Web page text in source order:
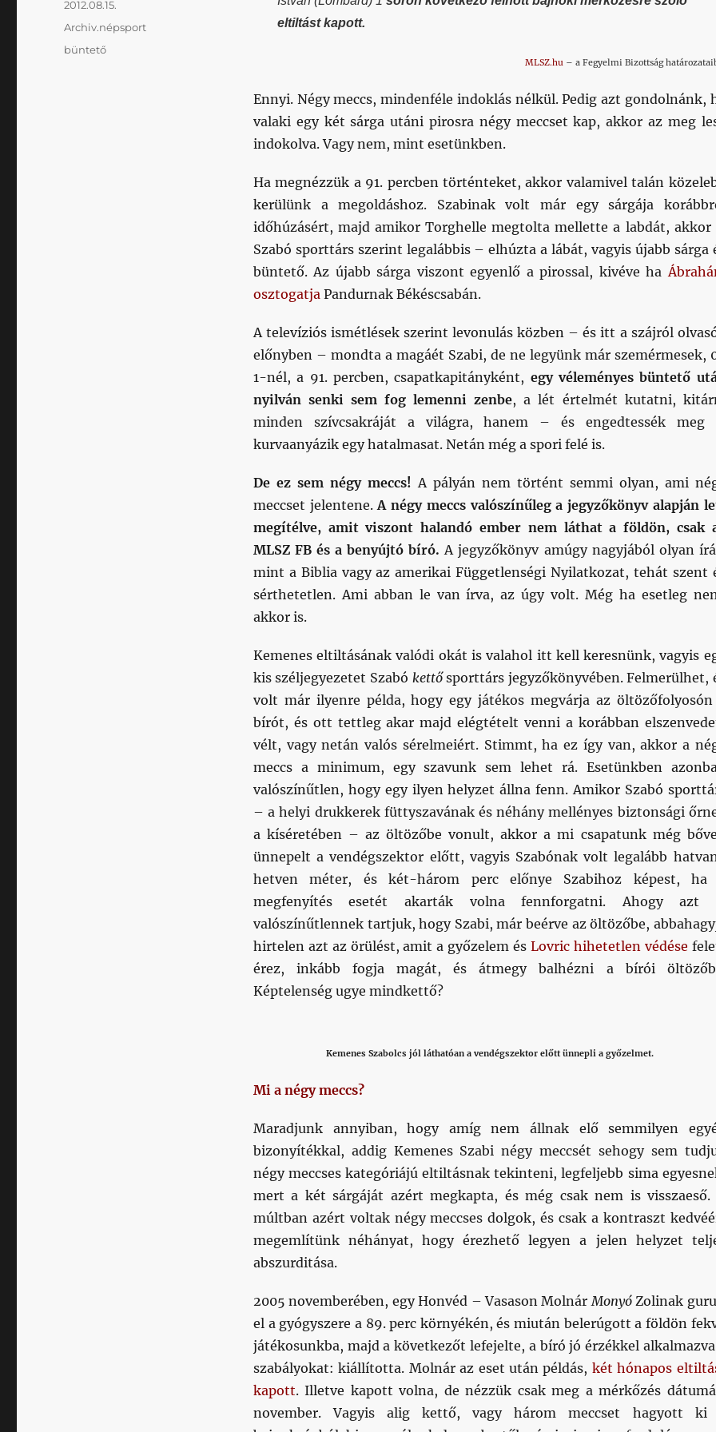
eltiltást kapott.
MLSZ.hu– a Fegyelmi Bizottság
Ennyi. Négy meccs, mindenféle indoklás nélkül. Pedig azt gondolnánk,
valaki egy két sárga utáni pirosra négy meccset kap, akkor az meg
indokolva. Vagy nem, mint esetünkben.
Ha megnézzük a 91. percben történteket, akkor valamivel talán
kerülünk a megoldáshoz. Szabinak volt már egy sárgája
időhúzásért, majd amikor Torghelle megtolta mellette a labdát,
Szabó sporttárs szerint legalábbis – elhúzta a lábát, vagyis újabb sárga
büntető. Az újabb sárga viszont egyenlő a pirossal, kivéve ha
osztogatjaPandurnak Békéscsabán.
A televíziós ismétlések szerint levonulás közben – és itt a szájról
előnyben – mondta a magáét Szabi, de ne legyünk már szemérmesek,
1-nél, a 91. percben, csapatkapitányként, egy véleményes büntető
nyilván senki sem fog lemenni zenbe, a lét értelmét kutatni,
minden szívcsakráját a világra, hanem – és engedtessék meg
kurvaanyázik egy hatalmasat. Netán még a spori felé is.
De ez sem négy meccs!A pályán nem történt semmi olyan, ami
meccset jelentene.A négy meccs valószínűleg a jegyzőkönyv alapján
megítélve, amit viszont halandó ember nem láthat a földön, csak
MLSZ FB és a benyújtó bíró. A jegyzőkönyv amúgy nagyjából olyan
mint a Biblia vagy az amerikai Függetlenségi Nyilatkozat, tehát szent
sérthetetlen. Ami abban le van írva, az úgy volt. Még ha esetleg
akkor is.
Kemenes eltiltásának valódi okát is valahol itt kell keresnünk, vagyis
kis széljegyezetet Szabó kettősporttárs jegyzőkönyvében. Felmerülhet,
volt már ilyenre példa, hogy egy játékos megvárja az
bírót, és ott tettleg akar majd elégtételt venni a korábban
vélt, vagy netán valós sérelmeiért. Stimmt, ha ez így van, akkor a
meccs a minimum, egy szavunk sem lehet rá. Esetünkben
valószínűtlen, hogy egy ilyen helyzet állna fenn. Amikor Szabó
– a helyi drukkerek füttyszavának és néhány mellényes biztonsági
a kíséretében – az öltözőbe vonult, akkor a mi csapatunk még
ünnepelt a vendégszektor előtt, vagyis Szabónak volt legalább
hetven méter, és két-három perc előnye Szabihoz képest, ha
megfenyítés esetét akarták volna fennforgatni. Ahogy azt
valószínűtlennek tartjuk, hogy Szabi, már beérve az öltözőbe,
hirtelen azt az örülést, amit a győzelem ésLovric hihetetlen védése
érez, inkább fogja magát, és átmegy balhézni a bírói
Képtelenség ugye mindkettő?
Kemenes Szabolcs jól láthatóan a vendégszektor előtt ünnepli a győzelmet.
Mi a négy meccs?
Maradjunk annyiban, hogy amíg nem állnak elő semmilyen
bizonyítékkal, addig Kemenes Szabi négy meccsét sehogy sem
négy meccses kategóriájú eltiltásnak tekinteni, legfeljebb sima
mert a két sárgáját azért megkapta, és még csak nem is visszaeső.
múltban azért voltak négy meccses dolgok, és csak a kontraszt
megemlítünk néhányat, hogy érezhető legyen a jelen helyzet
abszurditása.
2005 novemberében, egy Honvéd – Vasason MolnárMonyóZolinak
el a gyógyszere a 89. perc környékén, és miután belerúgott a földön
játékosunkba, majd a következőt lefejelte, a bíró jó érzékkel
szabályokat: kiállította. Molnár az eset után példás, két hónapos
kapott. Illetve kapott volna, de nézzük csak meg a mérkőzés
november. Vagyis alig kettő, vagy három meccset hagyott ki
Közzétéve
2012.08.15.
Kategória
Archiv.népsport
Címke
büntető